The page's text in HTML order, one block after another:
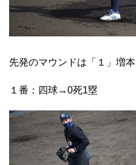
先発のマウンドは「１」増本
１番：四球→0死1塁